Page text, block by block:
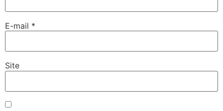
E-mail *
Site